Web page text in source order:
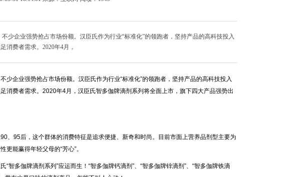
少企业强势抢占市场份额。汉臣氏作为行业“标准化”的领跑者，坚持产品的高科技投入
消费者需求。2020年4月，
企业强势抢占市场份额。汉臣氏作为行业“标准化”的领跑者，坚持产品的高科技投入
消费者需求。2020年4月，汉臣氏智多伽牌滴剂系列将全面上市，旗下四大产品强势出
95后，这个群体的消费特征是追求便捷、新奇和时尚。目前市面上营养品剂型主要为
能赢得年轻父母的“芳心”。
多伽牌滴剂系列”应运而生！“智多伽牌钙滴剂”、“智多伽牌锌滴剂”、“智多伽牌铁滴